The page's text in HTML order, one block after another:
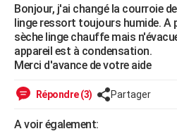
Essais
Réserver un essai
Citadines
Berlines
SUV
Forum auto
+HIGH-TECH
Mobiles
Meilleur smartphone
Internet
Ordinateurs
Jeux vidéo
Guide high-tech
+BRICOLAGE
Forum
Aménagement intérieur
Extérieur
Cuisine
Salle de bains
Jardinage
Rangement
Guides de France
Escapades
Patrimoine
Expositions
Musées
Week-end nature
Art de vivre
Bien-être
Loisirs
Mode
Modes de vie
Bonjour, j'ai changé la courroie
linge ressort toujours humide.
sèche linge chauffe mais
appareil est à condensation.
Merci d'avance de votre aide
Répondre (3) Partager
A voir également: